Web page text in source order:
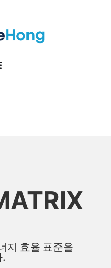
지 효율 표준을